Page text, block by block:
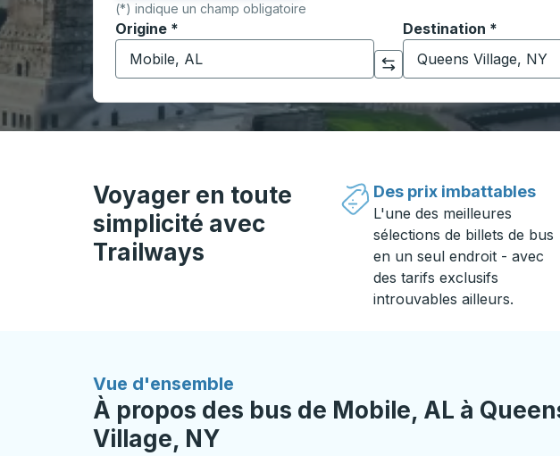
(*) indique un champ obligatoire
Origine *
Commencez à saisir la ville d'origine pour ouvrir les options de
Cliquez pour changer vos sélections d'origine et de destination
Destination *
Commencez à saisir
Voyager en toute
simplicité avec
Trailways
Des prix imbattables
L'une des meilleures
sélections de billets de bus
en un seul endroit - avec
des tarifs exclusifs
introuvables ailleurs.
Vue d'ensemble
À propos des bus de Mobile, AL à
Village, NY